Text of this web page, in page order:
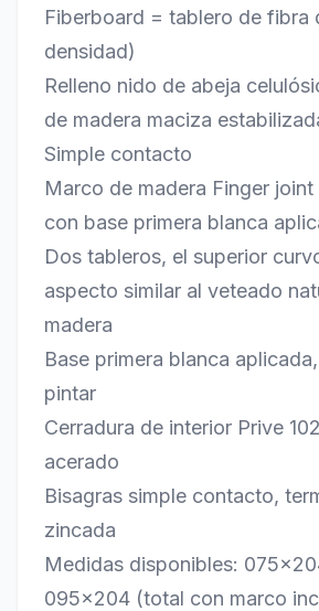
Fiberboard = tablero de fibra
densidad)
Relleno nido de abeja
de madera maciza
Simple contacto
Marco de madera Finger
con base primera blanca
Dos tableros, el superior
aspecto similar al veteado
madera
Base primera blanca
pintar
Cerradura de interior Prive
acerado
Bisagras simple contacto,
zincada
Medidas disponibles:
095×204 (total con marco